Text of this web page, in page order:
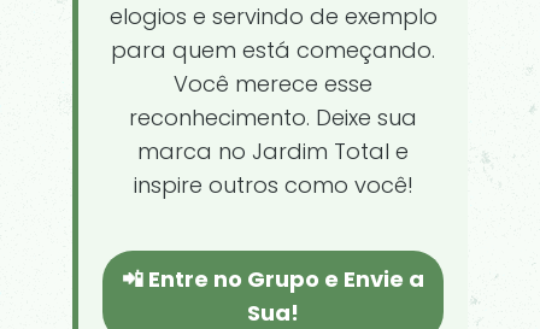
elogios e servindo de exemplo
para quem está começando.
Você merece esse
reconhecimento. Deixe sua
marca no Jardim Total e
inspire outros como você!
📲 Entre no Grupo e Envie a
Sua!